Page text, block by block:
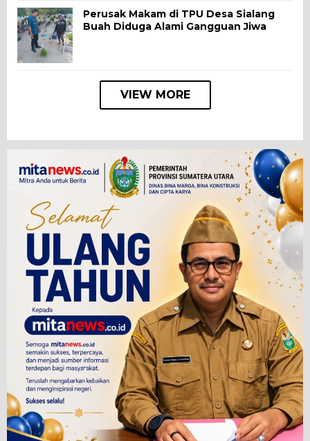
Perusak Makam di TPU Desa Sialang
Buah Diduga Alami Gangguan Jiwa
VIEW MORE